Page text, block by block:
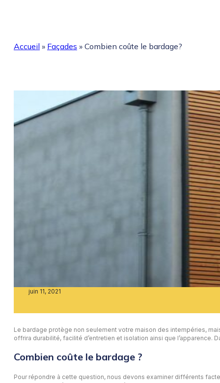
Accueil » Façades » Combien coûte le bardage?
juin 11, 2021
Le bardage protège non seulement votre maison des intempéries,
offrira durabilité, facilité d’entretien et isolation ainsi que
Combien coûte le bardage ?
Pour répondre à cette question, nous devons examiner différents